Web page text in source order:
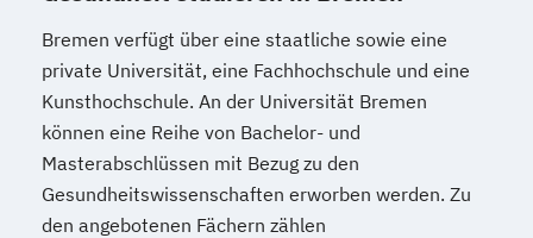
Bremen verfügt über eine staatliche sowie eine
private Universität, eine Fachhochschule und eine
Kunsthochschule. An der Universität Bremen
können eine Reihe von Bachelor- und
Masterabschlüssen mit Bezug zu den
Gesundheitswissenschaften erworben werden. Zu
den angebotenen Fächern zählen